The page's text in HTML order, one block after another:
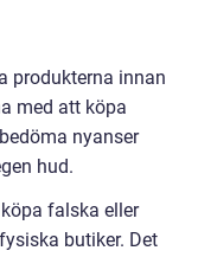
produkterna innan
med att köpa
nyanser
hud.
falska eller
butiker. Det